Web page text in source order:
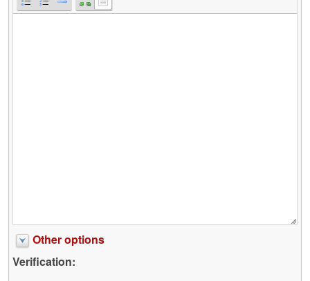
Other options
Verification: